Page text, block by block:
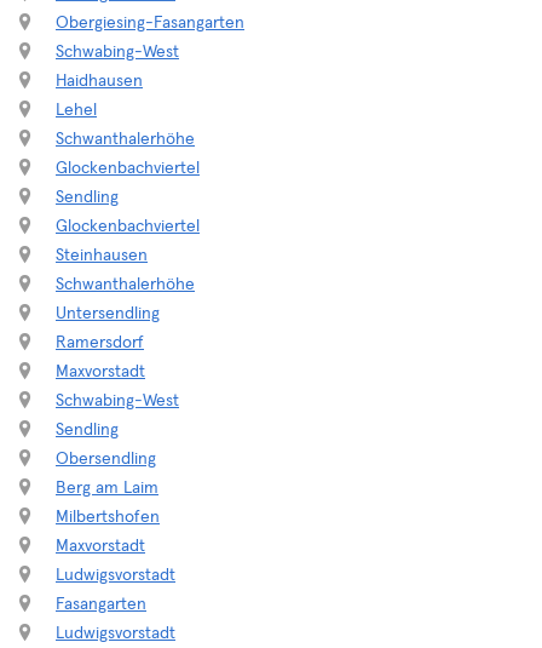
Obergiesing-Fasangarten
Schwabing-West
Haidhausen
Lehel
Schwanthalerhöhe
Glockenbachviertel
Sendling
Glockenbachviertel
Steinhausen
Schwanthalerhöhe
Untersendling
Ramersdorf
Maxvorstadt
Schwabing-West
Sendling
Obersendling
Berg am Laim
Milbertshofen
Maxvorstadt
Ludwigsvorstadt
Fasangarten
Ludwigsvorstadt